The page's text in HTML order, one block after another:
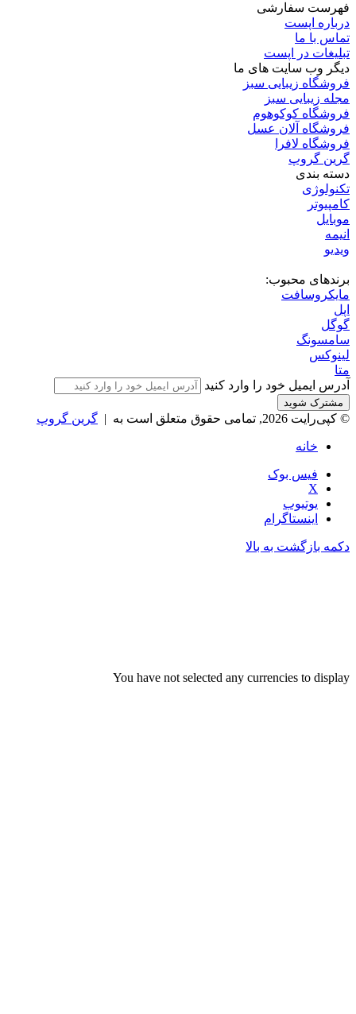
فهرست سفارشی
درباره اپست
تماس با ما
تبلیغات در اپست
دیگر وب سایت های ما
فروشگاه زیبایی سبز
مجله زیبایی سبز
فروشگاه کوکوهوم
فروشگاه آلان عسل
فروشگاه لافرا
گرین گروپ
دسته بندی
تکنولوژی
کامپیوتر
موبایل
انیمه
ویدیو
برندهای محبوب:
مایکروسافت
اپل
گوگل
سامسونگ
لینوکس
متا
آدرس ایمیل خود را وارد کنید
© کپی‌رایت 2026, تمامی حقوق متعلق است به | گرین گروپ
خانه
فیس بوک
X
یوتیوب
اینستاگرام
دکمه بازگشت به بالا
You have not selected any currencies to display